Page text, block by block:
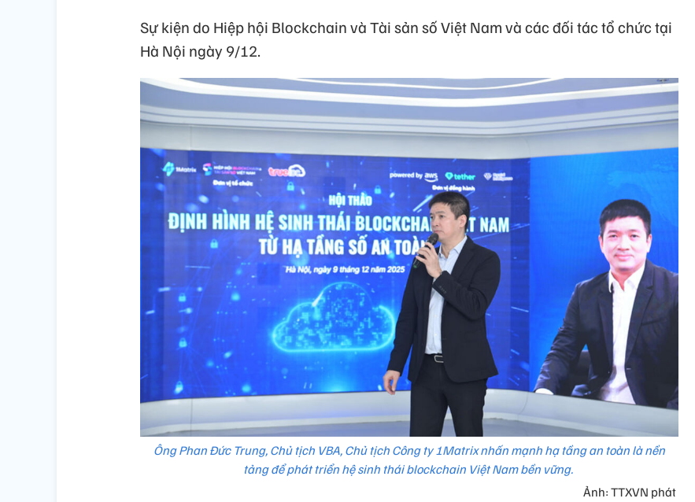
Sự kiện do Hiệp hội Blockchain và Tài sản số Việt Nam và các đối tác tổ chức tại
Hà Nội ngày 9/12.
Ông Phan Đức Trung, Chủ tịch VBA, Chủ tịch Công ty 1Matrix nhấn mạnh hạ tầng an toàn là nền
tảng để phát triển hệ sinh thái blockchain Việt Nam bền vững.
Ảnh: TTXVN phát